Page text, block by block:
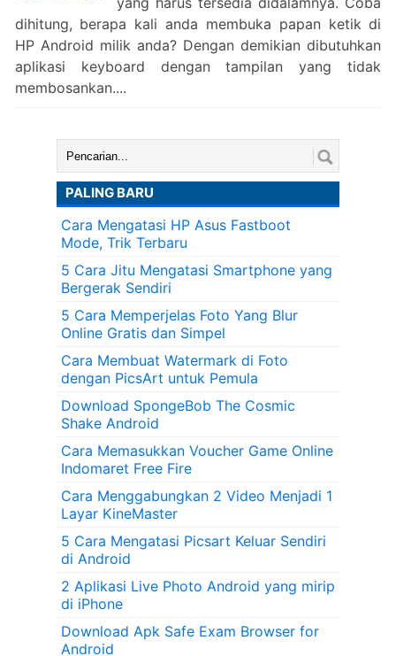
dihitung, berapa kali anda membuka papan ketik di
HP Android milik anda? Dengan demikian dibutuhkan
aplikasi keyboard dengan tampilan yang tidak
membosankan....
Cari:
PALING BARU
Cara Mengatasi HP Asus Fastboot
Mode, Trik Terbaru
5 Cara Jitu Mengatasi Smartphone yang
Bergerak Sendiri
5 Cara Memperjelas Foto Yang Blur
Online Gratis dan Simpel
Cara Membuat Watermark di Foto
dengan PicsArt untuk Pemula
Download SpongeBob The Cosmic
Shake Android
Cara Memasukkan Voucher Game Online
Indomaret Free Fire
Cara Menggabungkan 2 Video Menjadi 1
Layar KineMaster
5 Cara Mengatasi Picsart Keluar Sendiri
di Android
2 Aplikasi Live Photo Android yang mirip
di iPhone
Download Apk Safe Exam Browser for
Android